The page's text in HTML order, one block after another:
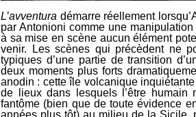
L’avventura démarre réellement
par Antonioni comme une
à sa mise en scène aucun élément
venir. Les scènes qui précèdent ne
typiques d’une partie de transition
deux moments plus forts
anodin : cette île volcanique
de lieux dans lesquels l’être
fantôme (bien que de toute évidence
années plus tôt) au milieu de la Sicile,